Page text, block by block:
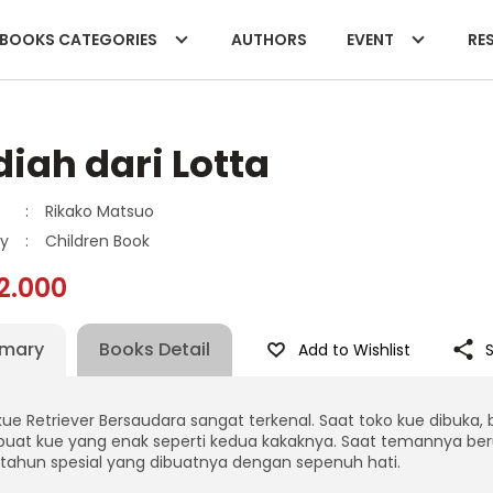
BOOKS CATEGORIES AUTHORS EVENT
dari Lotta
:
Rikako Matsuo
: Children Book
Books Detail Add to Wishlist
Retriever Bersaudara sangat terkenal. Saat toko kue
kue yang enak seperti kedua kakaknya. Saat temannya
spesial yang dibuatnya dengan sepenuh hati.